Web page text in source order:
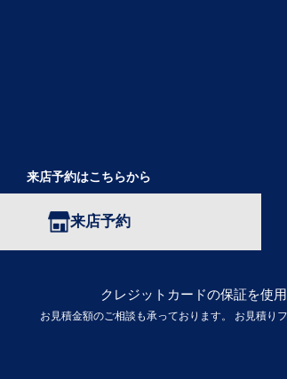
来店予約はこちらから
来店予約
クレジットカードの保証を使
お見積金額のご相談も承っております。 お見積り